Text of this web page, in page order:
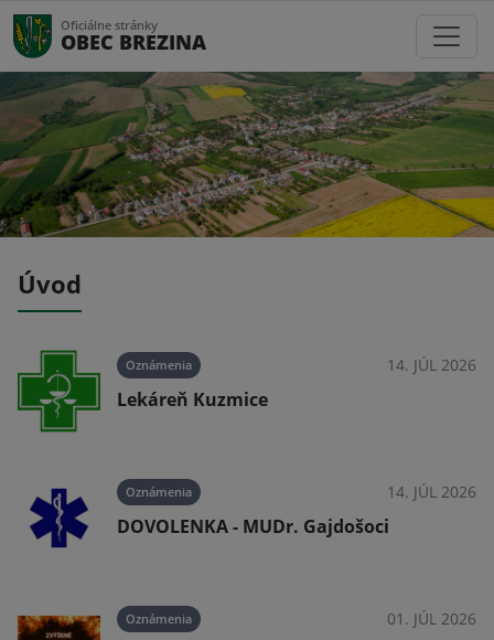
Oficiálne stránky
OBEC BREZINA
Úvod
Oznámenia 14. JÚL 2026
Lekáreň Kuzmice
Oznámenia 14. JÚL 2026
DOVOLENKA - MUDr. Gajdošoci
Oznámenia 01. JÚL 2026